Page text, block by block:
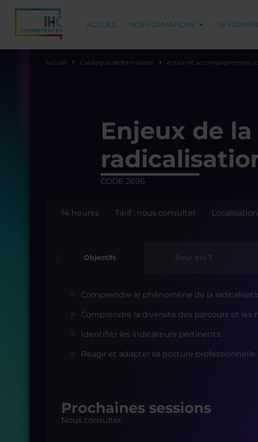
ACCUEIL NOS FORMATIONS SE FORMER
Accueil Catalogue de formations Action et accompagnement
Enjeux de
CODE 2696
14 heures Tarif : nous consulter
Objectifs Pour qui ?
Comprendre le phénomène de la
Comprendre la diversité des parcours et les
Identifier les indicateurs pertinents.
Réagir et adapter sa posture professionnelle
Prochaines sessions
Nous consulter